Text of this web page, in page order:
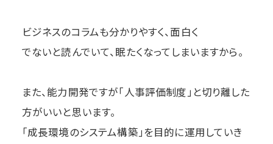
ビジネスのコラムも分かりやすく、面白く
でないと読んでいて、眠たくなってしまいますから。
また、能力開発ですが「人事評価制度」と切り離した
方がいいと思います。
「成長環境のシステム構築」を目的に運用していき